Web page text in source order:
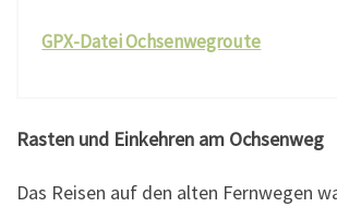
GPX-Datei Ochsenwegroute
Rasten und Einkehren am Ochsenweg
Das Reisen auf den alten Fernwegen